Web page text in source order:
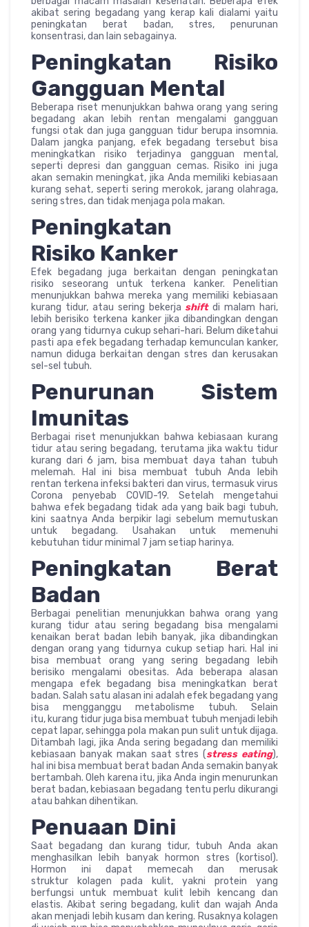
akibat sering begadang yang kerap kali dialami yaitu
peningkatan berat badan, stres, penurunan
konsentrasi, dan lain sebagainya.
Peningkatan Risiko
Gangguan Mental
Beberapa riset menunjukkan bahwa orang yang sering
begadang akan lebih rentan mengalami gangguan
fungsi otak dan juga gangguan tidur berupa insomnia.
Dalam jangka panjang, efek begadang tersebut bisa
meningkatkan risiko terjadinya gangguan mental,
seperti depresi dan gangguan cemas. Risiko ini juga
akan semakin meningkat, jika Anda memiliki kebiasaan
kurang sehat, seperti sering merokok, jarang olahraga,
sering stres, dan tidak menjaga pola makan.
Peningkatan
Risiko Kanker
Efek begadang juga berkaitan dengan peningkatan
risiko seseorang untuk terkena kanker. Penelitian
menunjukkan bahwa mereka yang memiliki kebiasaan
kurang tidur, atau sering bekerja shiftdi malam hari,
lebih berisiko terkena kanker jika dibandingkan dengan
orang yang tidurnya cukup sehari-hari. Belum diketahui
pasti apa efek begadang terhadap kemunculan kanker,
namun diduga berkaitan dengan stres dan kerusakan
sel-sel tubuh.
Penurunan Sistem
Imunitas
Berbagai riset menunjukkan bahwa kebiasaan kurang
tidur atau sering begadang, terutama jika waktu tidur
kurang dari 6 jam, bisa membuat daya tahan tubuh
melemah. Hal ini bisa membuat tubuh Anda lebih
rentan terkena infeksi bakteri dan virus, termasuk virus
Corona penyebab COVID-19. Setelah mengetahui
bahwa efek begadang tidak ada yang baik bagi tubuh,
kini saatnya Anda berpikir lagi sebelum memutuskan
untuk begadang. Usahakan untuk memenuhi
kebutuhan tidur minimal 7 jam setiap harinya.
Peningkatan Berat
Badan
Berbagai penelitian menunjukkan bahwa orang yang
kurang tidur atau sering begadang bisa mengalami
kenaikan berat badan lebih banyak, jika dibandingkan
dengan orang yang tidurnya cukup setiap hari. Hal ini
bisa membuat orang yang sering begadang lebih
berisiko mengalami obesitas. Ada beberapa alasan
mengapa efek begadang bisa meningkatkan berat
badan. Salah satu alasan ini adalah efek begadang yang
bisa mengganggu metabolisme tubuh. Selain
itu, kurang tidur juga bisa membuat tubuh menjadi lebih
cepat lapar, sehingga pola makan pun sulit untuk dijaga.
Ditambah lagi, jika Anda sering begadang dan memiliki
kebiasaan banyak makan saat stres (stress eating),
hal ini bisa membuat berat badan Anda semakin banyak
bertambah. Oleh karena itu, jika Anda ingin menurunkan
berat badan, kebiasaan begadang tentu perlu dikurangi
atau bahkan dihentikan.
Penuaan Dini
Saat begadang dan kurang tidur, tubuh Anda akan
menghasilkan lebih banyak hormon stres (kortisol).
Hormon ini dapat memecah dan merusak
struktur kolagen pada kulit, yakni protein yang
berfungsi untuk membuat kulit lebih kencang dan
elastis. Akibat sering begadang, kulit dan wajah Anda
akan menjadi lebih kusam dan kering. Rusaknya kolagen